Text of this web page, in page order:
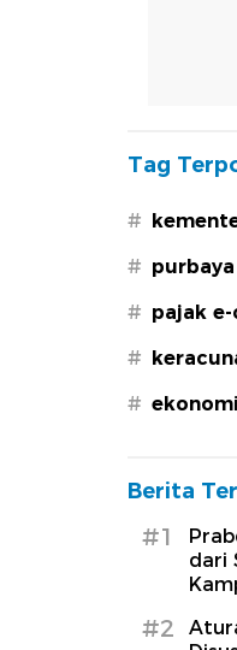
Tag
#
#
# pajak
#
#
Berita
#1
dari
#2